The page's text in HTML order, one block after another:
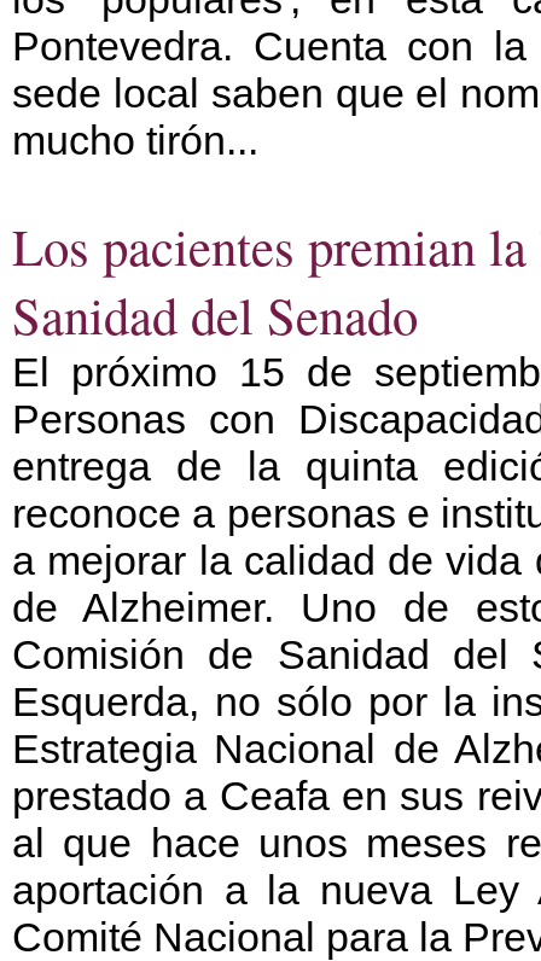
Pontevedra. Cuenta con
sede local saben que el
mucho tirón...
Los pacientes premian
Sanidad del Senado
El próximo 15 de
Personas con
entrega de la quinta
reconoce a personas e
a mejorar la calidad de
de Alzheimer. Uno de
Comisión de Sanidad del
Esquerda, no sólo por la
Estrategia Nacional de
prestado a Ceafa en sus
al que hace unos meses
aportación a la nueva
Comité Nacional para la